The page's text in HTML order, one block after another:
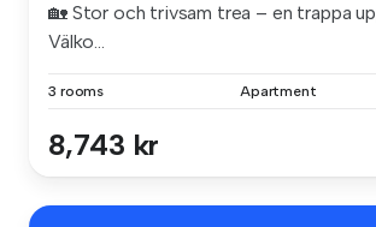
🏡 Stor och trivsam trea – en trappa
Välko...
3 rooms Apartment
8,743 kr